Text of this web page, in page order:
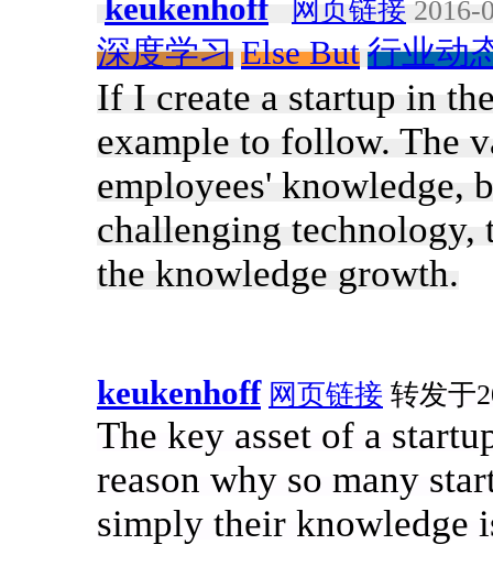
keukenhoff 网页链接 2016-
深度学习 Else But 行业动
If I create a startup in
example to follow. The
employees' knowledge,
challenging technology,
the knowledge growth.
keukenhoff 网页链接 转发于
The key asset of a
reason why so many
simply their knowledge